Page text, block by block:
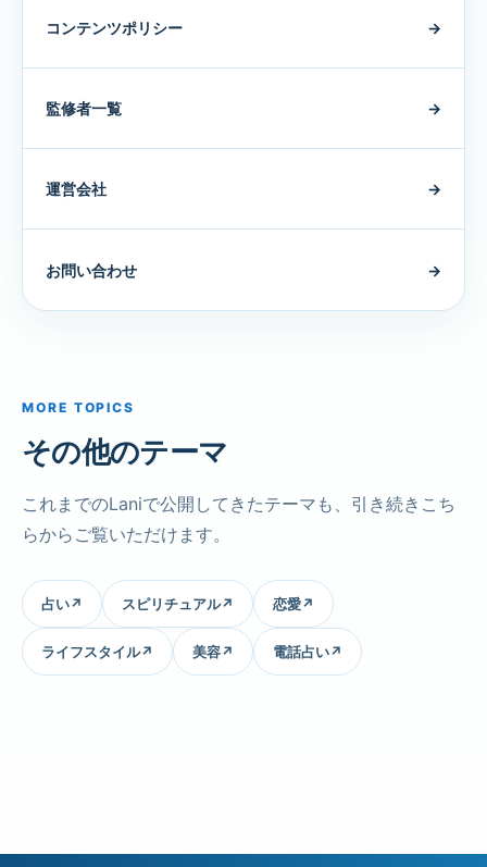
コンテンツポリシー →
監修者一覧 →
運営会社 →
お問い合わせ →
MORE TOPICS
その他のテーマ
これまでのLaniで公開してきたテーマも、引き続きこち
らからご覧いただけます。
占い↗ スピリチュアル↗ 恋愛↗
ライフスタイル↗ 美容↗ 電話占い↗